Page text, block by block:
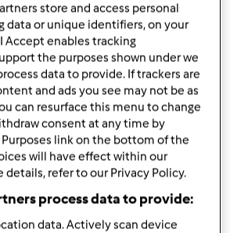
às minhas coleções
Partilhar receita
Criar uma variante
Ingredientes
store and access personal
data or unique identifiers, on your
Accept enables tracking
the purposes shown under we
data to provide. If trackers are
and ads you see may not be as
can resurface this menu to change
consent at any time by
link on the bottom of the
will have effect within our
details, refer to our Privacy Policy.
process data to provide:
data. Actively scan device